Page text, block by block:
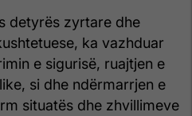
detyrës zyrtare dhe
ka vazhduar
e sigurisë, ruajtjen e
si dhe ndërmarrjen e
situatës dhe zhvillimeve